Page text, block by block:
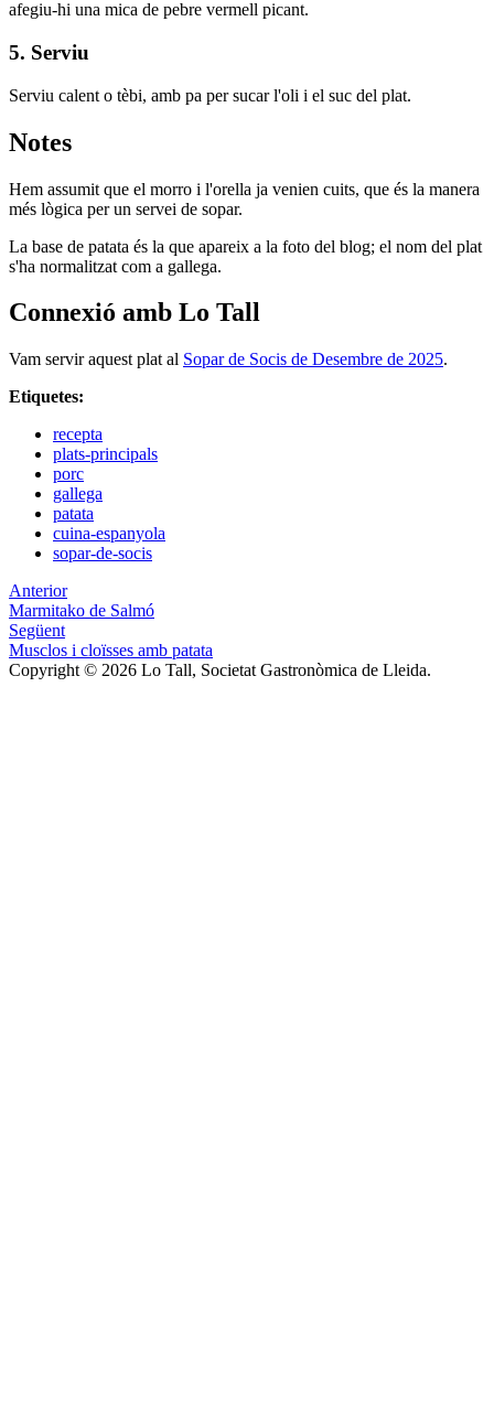
afegiu-hi una mica de pebre vermell picant.
5. Serviu
Serviu calent o tèbi, amb pa per sucar l'oli i el suc del plat.
Notes
Hem assumit que el morro i l'orella ja venien cuits, que és la manera
més lògica per un servei de sopar.
La base de patata és la que apareix a la foto del blog; el nom del plat
s'ha normalitzat com a gallega.
Connexió amb Lo Tall
Vam servir aquest plat al Sopar de Socis de Desembre de 2025.
Etiquetes:
recepta
plats-principals
porc
gallega
patata
cuina-espanyola
sopar-de-socis
Anterior
Marmitako de Salmó
Següent
Musclos i cloïsses amb patata
Copyright © 2026 Lo Tall, Societat Gastronòmica de Lleida.